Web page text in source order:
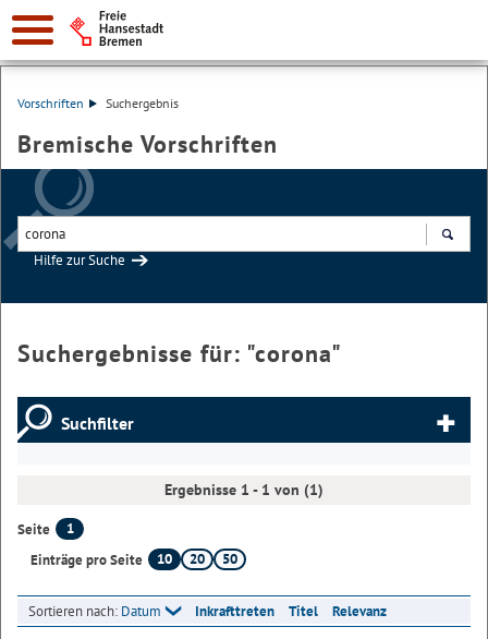
Vorschriften Suchergebnis
Bremische Vorschriften
Hilfe zur Suche
Suchergebnisse für: "corona"
Suchfilter
Ergebnisse 1 - 1 von (1)
Seite
1
Einträge pro Seite
10 20 50
Sortieren nach: Datum Inkrafttreten Titel Relevanz